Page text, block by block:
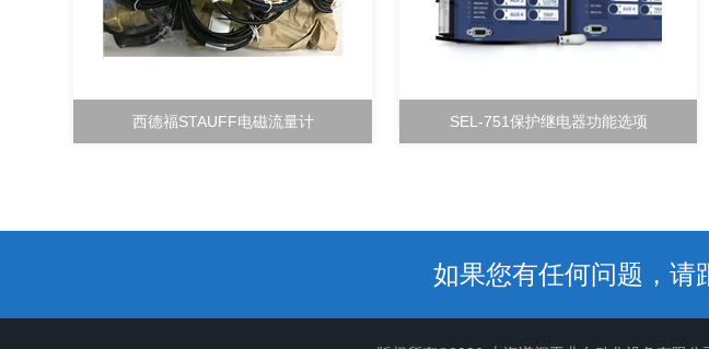
西德福STAUFF电磁流量计 SEL-751保护继电器功能选项
如果您有任何问题，请